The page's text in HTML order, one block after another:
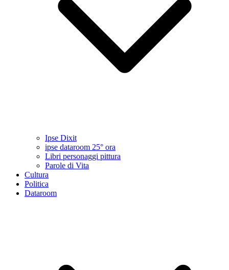
Ipse Dixit
ipse dataroom 25° ora
Libri personaggi pittura
Parole di Vita
Cultura
Politica
Dataroom